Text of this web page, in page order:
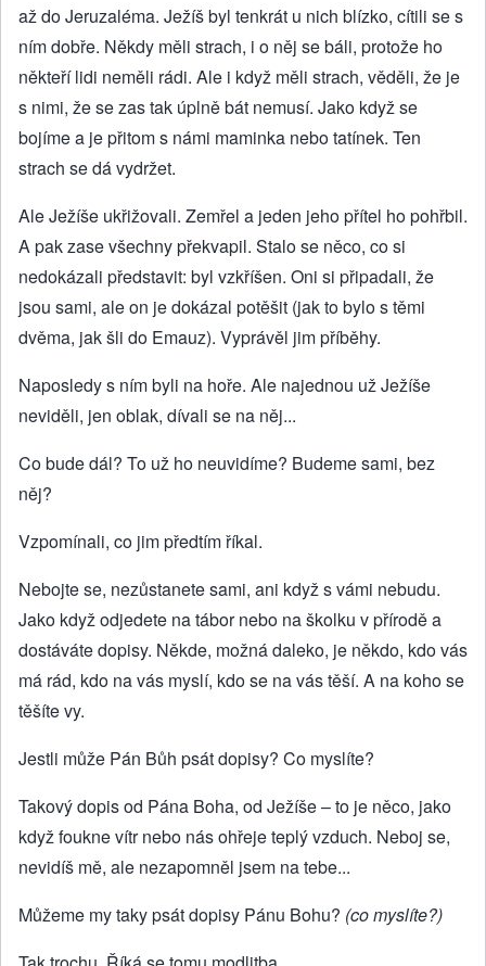
až do Jeruzaléma. Ježíš byl tenkrát u nich blízko, cítili se s
ním dobře. Někdy měli strach, i o něj se báli, protože ho
někteří lidi neměli rádi. Ale i když měli strach, věděli, že je
s nimi, že se zas tak úplně bát nemusí. Jako když se
bojíme a je přitom s námi maminka nebo tatínek. Ten
strach se dá vydržet.
Ale Ježíše ukřižovali. Zemřel a jeden jeho přítel ho pohřbil.
A pak zase všechny překvapil. Stalo se něco, co si
nedokázali představit: byl vzkříšen. Oni si připadali, že
jsou sami, ale on je dokázal potěšit (jak to bylo s těmi
dvěma, jak šli do Emauz). Vyprávěl jim příběhy.
Naposledy s ním byli na hoře. Ale najednou už Ježíše
neviděli, jen oblak, dívali se na něj...
Co bude dál? To už ho neuvidíme? Budeme sami, bez
něj?
Vzpomínali, co jim předtím říkal.
Nebojte se, nezůstanete sami, ani když s vámi nebudu.
Jako když odjedete na tábor nebo na školku v přírodě a
dostáváte dopisy. Někde, možná daleko, je někdo, kdo vás
má rád, kdo na vás myslí, kdo se na vás těší. A na koho se
těšíte vy.
Jestli může Pán Bůh psát dopisy? Co myslíte?
Takový dopis od Pána Boha, od Ježíše – to je něco, jako
když foukne vítr nebo nás ohřeje teplý vzduch. Neboj se,
nevidíš mě, ale nezapomněl jsem na tebe...
Můžeme my taky psát dopisy Pánu Bohu? (co myslíte?)